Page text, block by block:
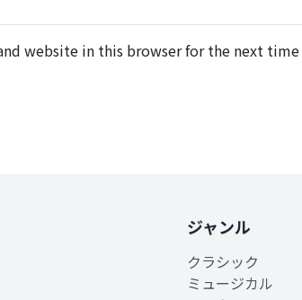
website in this browser for the next
ジャンル
クラシック
ミュージカル